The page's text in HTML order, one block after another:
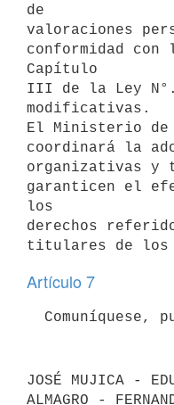
de
valoraciones
conformidad
Capítulo
III de la Ley
modificativas.
El Ministerio de
coordinará la
organizativas y
garanticen el
los
derechos
Artículo 7
JOSÉ MUJICA -
ALMAGRO -